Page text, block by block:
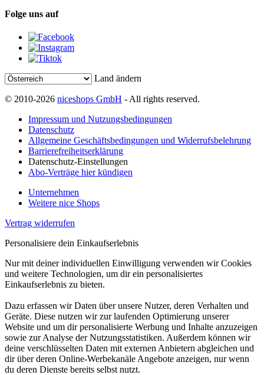
Folge uns auf
Land ändern
© 2010-2026 niceshops GmbH - All rights reserved.
Impressum und Nutzungsbedingungen
Datenschutz
Allgemeine Geschäftsbedingungen und Widerrufsbelehrung
Barrierefreiheitserklärung
Datenschutz-Einstellungen
Abo-Verträge hier kündigen
Unternehmen
Weitere nice Shops
Vertrag widerrufen
Personalisiere dein Einkaufserlebnis
Nur mit deiner individuellen Einwilligung verwenden wir Cookies
und weitere Technologien, um dir ein personalisiertes
Einkaufserlebnis zu bieten.
Dazu erfassen wir Daten über unsere Nutzer, deren Verhalten und
Geräte. Diese nutzen wir zur laufenden Optimierung unserer
Website und um dir personalisierte Werbung und Inhalte anzuzeigen
sowie zur Analyse der Nutzungsstatistiken. Außerdem können wir
deine verschlüsselten Daten mit externen Anbietern abgleichen und
dir über deren Online-Werbekanäle Angebote anzeigen, nur wenn
du deren Dienste bereits selbst nutzt.